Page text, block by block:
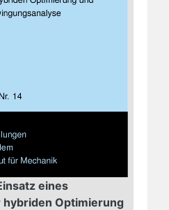
eines
Optimierung